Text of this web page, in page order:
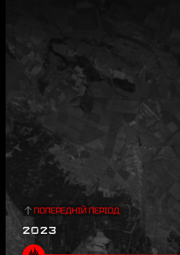
ПОПЕРЕДНІЙ ПЕРІОД
2023